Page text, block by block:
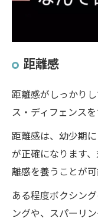
距離感
距離感がしっかり
ス・ディフェンスを
距離感は、幼少期
が正確になります
離感を養うことが
ある程度ボクシン
ングや、スパーリ